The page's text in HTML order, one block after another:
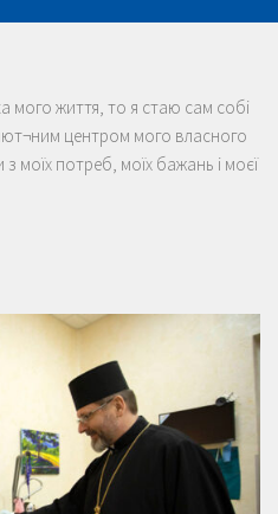
мого життя, то я стаю сам собі
центром мого власного
з моїх потреб, моїх бажань і моєї